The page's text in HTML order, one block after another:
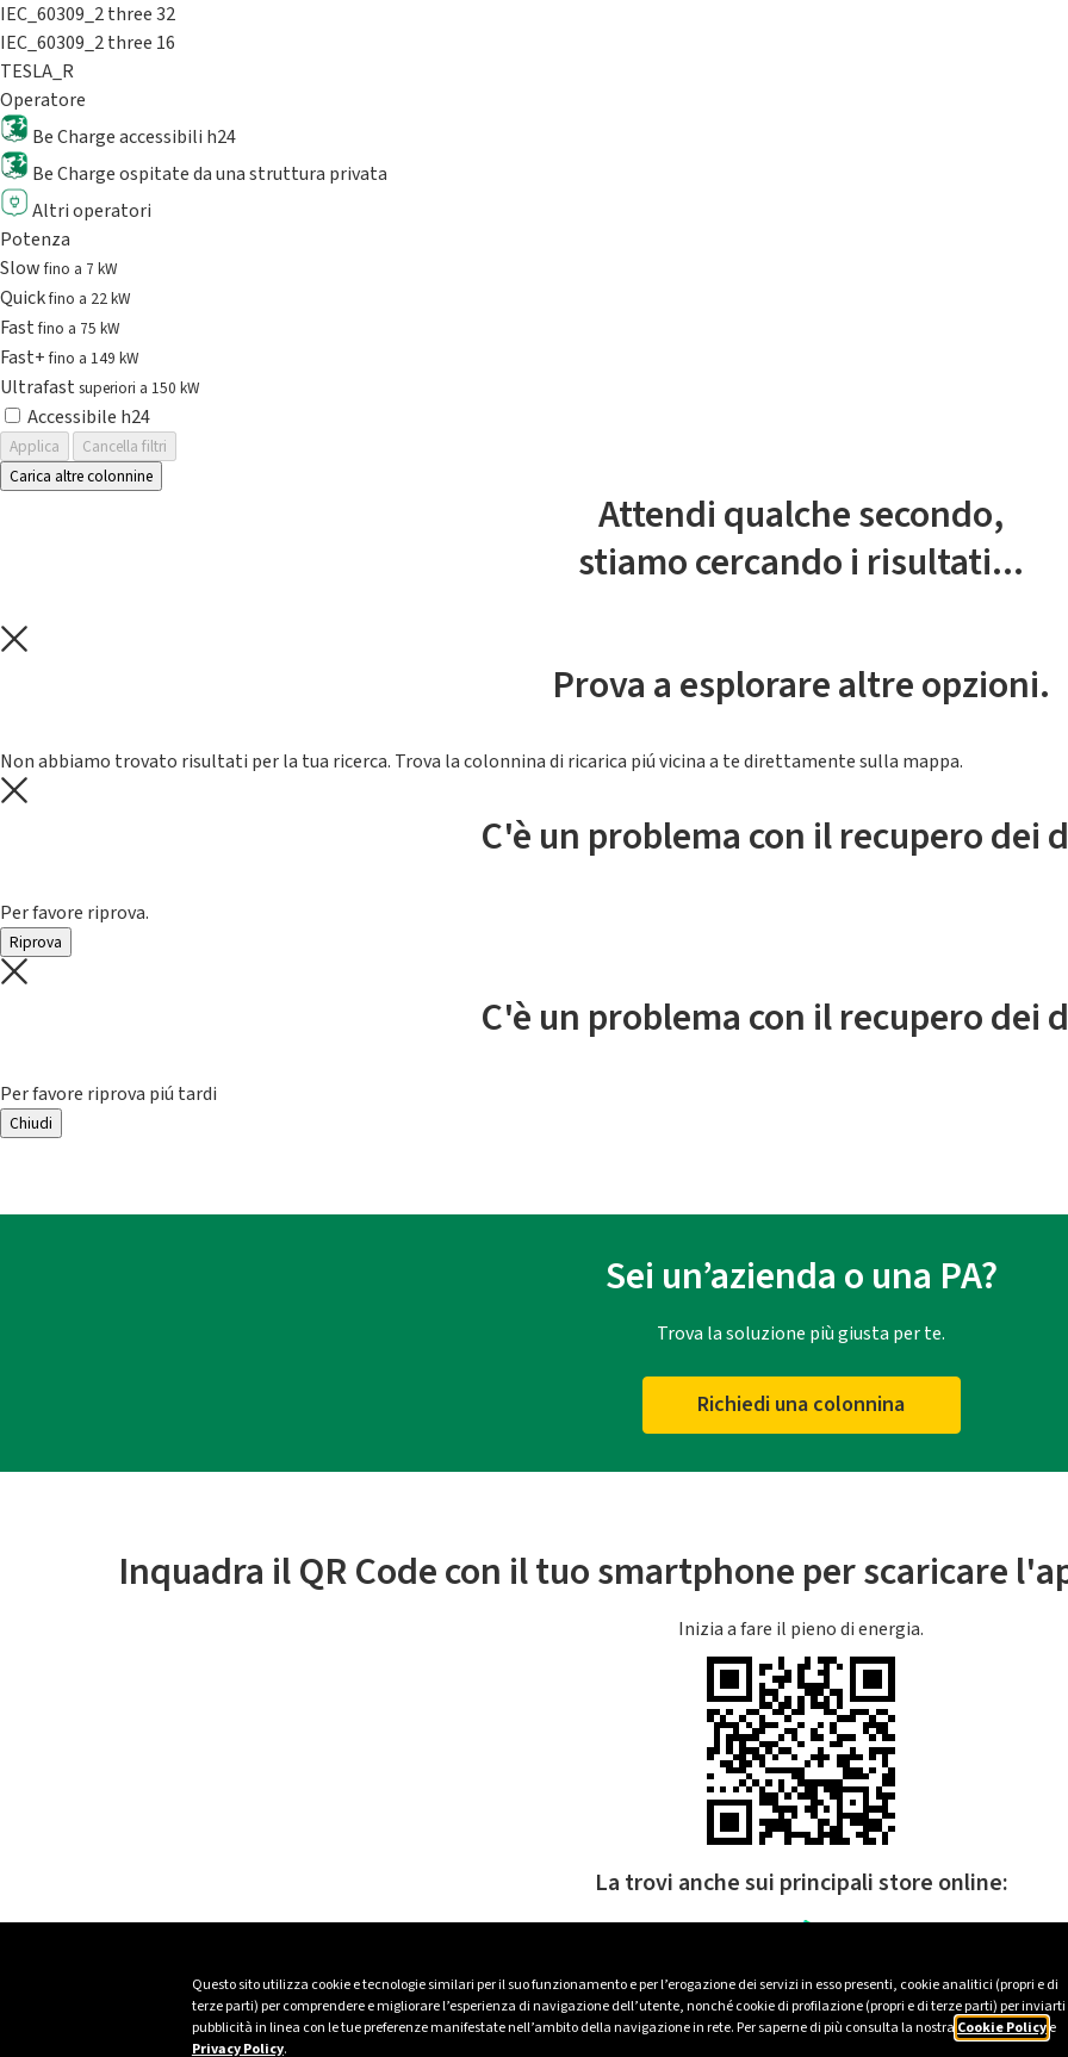
Questo sito utilizza cookie e tecnologie similari per il suo funzionamento e per l’erogazione dei servizi in esso presenti, cookie analitici (propri e di
terze parti) per comprendere e migliorare l’esperienza di navigazione dell’utente, nonché cookie di profilazione (propri e di terze parti) per inviarti
pubblicità in linea con le tue preferenze manifestate nell’ambito della navigazione in rete. Per saperne di più consulta la nostra Cookie Policye
Privacy Policy.
IEC_60309_2 three 32
IEC_60309_2 three 16
TESLA_R
Operatore
Be Charge accessibili h24
Be Charge ospitate da una struttura privata
Altri operatori
Potenza
Slowfino a 7 kW
Quickfino a 22 kW
Fastfino a 75 kW
Fast+fino a 149 kW
Ultrafast superiori a 150 kW
Accessibile h24
Applica
Cancella filtri
Carica altre colonnine
Attendi qualche secondo,
stiamo cercando i risultati...
Prova a esplorare altre opzioni.
Non abbiamo trovato risultati per la tua ricerca. Trova la colonnina di ricarica piú vicina a te direttamente sulla mappa.
C'è un problema con il recupero dei
Per favore riprova.
Riprova
C'è un problema con il recupero dei
Per favore riprova piú tardi
Chiudi
Sei un’azienda o una PA?
Trova la soluzione più giusta per te.
Richiedi una colonnina
Inquadra il QR Code con il tuo smartphone per scaricare
Inizia a fare il pieno di energia.
La trovi anche sui principali store online: